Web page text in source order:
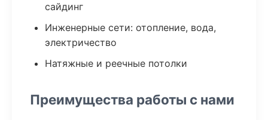
сайдинг
Инженерные сети: отопление, вода,
электричество
Натяжные и реечные потолки
Преимущества работы с нами